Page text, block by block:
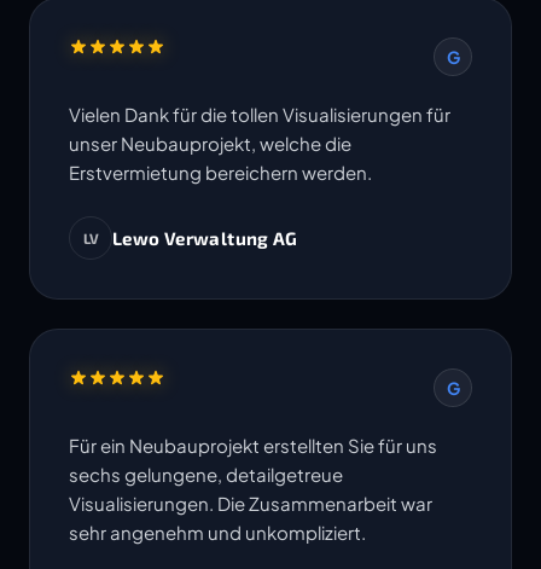
G
Vielen Dank für die tollen Visualisierungen für
unser Neubauprojekt, welche die
Erstvermietung bereichern werden.
LV Lewo Verwaltung AG
G
Für ein Neubauprojekt erstellten Sie für uns
sechs gelungene, detailgetreue
Visualisierungen. Die Zusammenarbeit war
sehr angenehm und unkompliziert.